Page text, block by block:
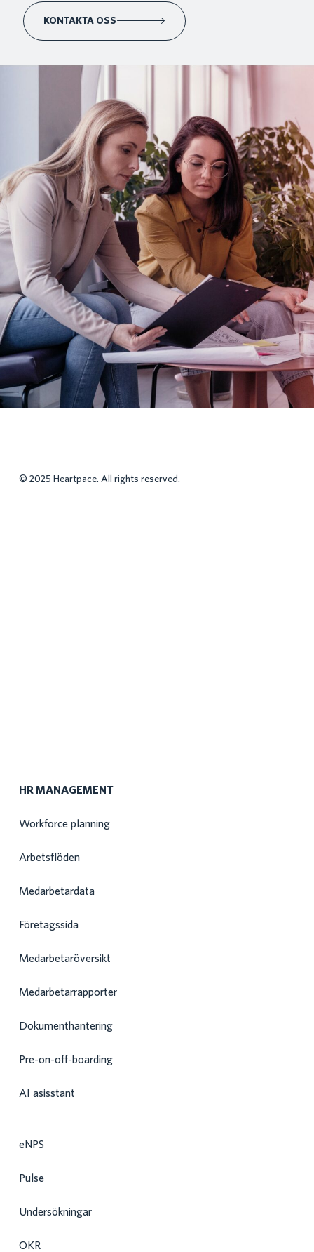
KONTAKTA OSS
© 2025 Heartpace. All rights reserved.
HR MANAGEMENT
Workforce planning
Arbetsflöden
Medarbetardata
Företagssida
Medarbetaröversikt
Medarbetarrapporter
Dokumenthantering
Pre-on-off-boarding
AI asisstant
eNPS
Pulse
Undersökningar
OKR